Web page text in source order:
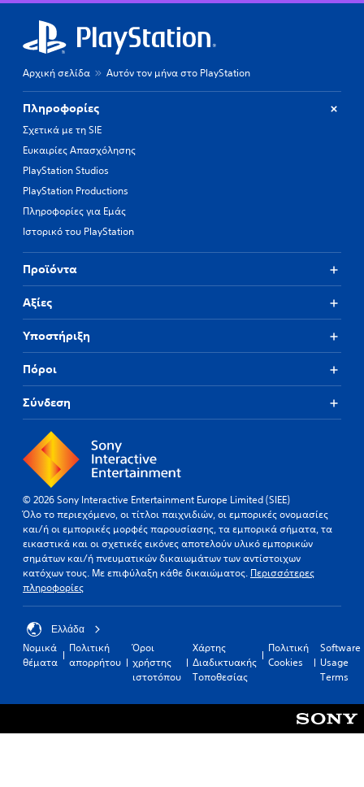
Αρχική σελίδα Αυτόν τον μήνα στο PlayStation
Πληροφορίες
Σχετικά με τη SIE
Ευκαιρίες Απασχόλησης
PlayStation Studios
PlayStation Productions
Πληροφορίες για Εμάς
Ιστορικό του PlayStation
Προϊόντα
Αξίες
Υποστήριξη
Πόροι
Σύνδεση
© 2026 Sony Interactive Entertainment Europe Limited (SIEE)
Όλο το περιεχόμενο, οι τίτλοι παιχνιδιών, οι εμπορικές ονομασίες
και/ή οι εμπορικές μορφές παρουσίασης, τα εμπορικά σήματα, τα
εικαστικά και οι σχετικές εικόνες αποτελούν υλικό εμπορικών
σημάτων και/ή πνευματικών δικαιωμάτων των αντίστοιχων
κατόχων τους. Με επιφύλαξη κάθε δικαιώματος. Περισσότερες
πληροφορίες
Ελλάδα
Νομικά
θέματα
Πολιτική
απορρήτου
Όροι
χρήστης
ιστοτόπου
Χάρτης
Διαδικτυακής
Τοποθεσίας
Πολιτική
Cookies
Software
Usage
Terms